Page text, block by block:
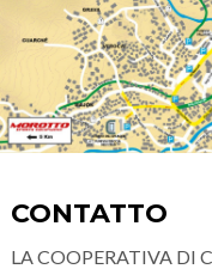
CONTATTO
LA COOPERATIVA DI